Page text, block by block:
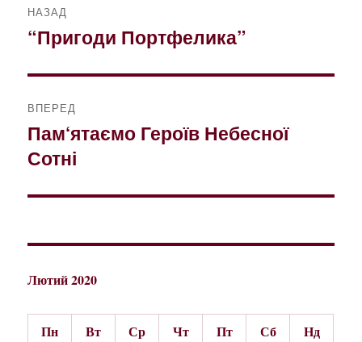
записів
НАЗАД
Попередній
“Пригоди Портфелика”
ВПЕРЕД
Наступний
запис:
Пам‘ятаємо Героїв Небесної
Сотні
Лютий 2020
Пн Вт Ср Чт Пт Сб Нд